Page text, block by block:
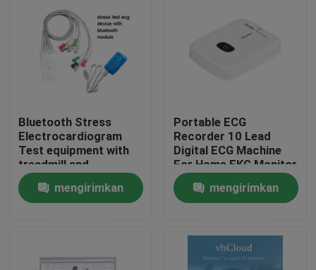
Bluetooth Stress
Electrocardiogram
Test equipment with
treadmill and
ergometers iCV1200
mengirimkan
Portable ECG
Recorder 10 Lead
Digital ECG Machine
For Home EKG Monitor
mengirimkan